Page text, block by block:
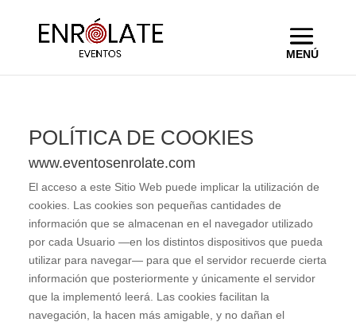
POLÍTICA DE COOKIES
www.eventosenrolate.com
El acceso a este Sitio Web puede implicar la utilización de
cookies. Las cookies son pequeñas cantidades de
información que se almacenan en el navegador utilizado
por cada Usuario —en los distintos dispositivos que pueda
utilizar para navegar— para que el servidor recuerde cierta
información que posteriormente y únicamente el servidor
que la implementó leerá. Las cookies facilitan la
navegación, la hacen más amigable, y no dañan el